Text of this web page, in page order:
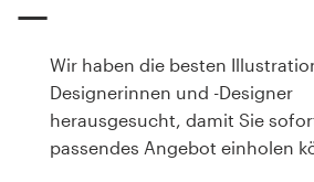
Wir haben die besten
Designerinnen und -Designer
herausgesucht, damit Sie
passendes Angebot einholen
Preise
Werden Sie Designprofi